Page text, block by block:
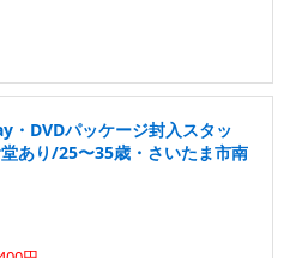
・DVDパッケージ封入スタッ
あり/25〜35歳・さいたま市南